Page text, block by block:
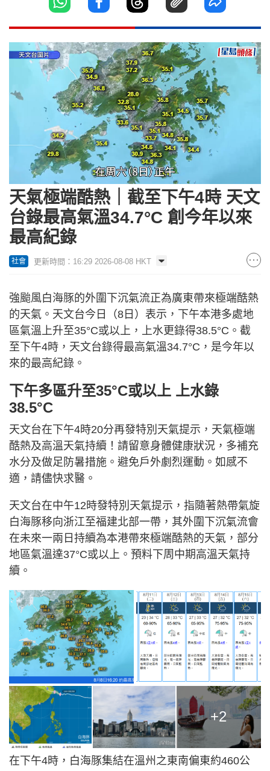
Loaded:
37.83%
天氣極端酷熱｜截至下午4時 天文
台錄最高氣溫34.7°C 創今年以來
最高紀錄
社會 更新時間：16:29 2026-08-08 HKT
強颱風白海豚的外圍下沉氣流正為廣東帶來極端酷熱
的天氣。天文台今日（8日）表示，下午本港多處地
區氣溫上升至35°C或以上，上水更錄得38.5°C。截
至下午4時，天文台錄得最高氣溫34.7°C，是今年以
來的最高紀錄。
下午多區升至35°C或以上 上水錄
38.5°C
天文台在下午4時20分再發特別天氣提示，天氣極端
酷熱及高溫天氣持續！請留意身體健康狀況，多補充
水分及做足防暑措施。避免戶外劇烈運動。如感不
適，請儘快求醫。
天文台在中午12時發特別天氣提示，指隨著熱帶氣旋
白海豚移向浙江至福建北部一帶，其外圍下沉氣流會
在未來一兩日持續為本港帶來極端酷熱的天氣，部分
地區氣溫達37°C或以上。預料下周中期高溫天氣持
續。
+2
在下午4時，白海豚集結在溫州之東南偏東約460公